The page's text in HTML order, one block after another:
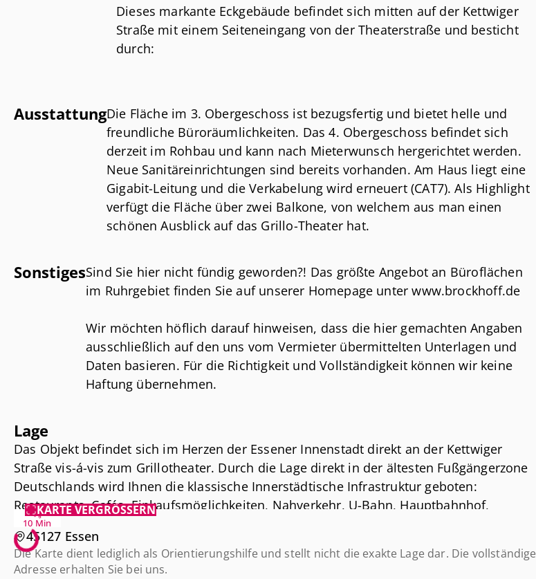
Dieses markante Eckgebäude befindet sich mitten auf der Kettwiger
Straße mit einem Seiteneingang von der Theaterstraße und besticht
durch:
- moderner Eingangsbereich
- Personenaufzug
- ansprechendes Treppenhaus und Eingangsbereich
- Werbetafel für die Mieter am Objekt und im Eingangsbereich
AusstattungDie Fläche im 3. Obergeschoss ist bezugsfertig und bietet helle und
freundliche Büroräumlichkeiten. Das 4. Obergeschoss befindet sich
derzeit im Rohbau und kann nach Mieterwunsch hergerichtet werden.
Neue Sanitäreinrichtungen sind bereits vorhanden. Am Haus liegt eine
Gigabit-Leitung und die Verkabelung wird erneuert (CAT7). Als Highlight
verfügt die Fläche über zwei Balkone, von welchem aus man einen
schönen Ausblick auf das Grillo-Theater hat.
SonstigesSind Sie hier nicht fündig geworden?! Das größte Angebot an Büroflächen
im Ruhrgebiet finden Sie auf unserer Homepage unter www.brockhoff.de
Wir möchten höflich darauf hinweisen, dass die hier gemachten Angaben
ausschließlich auf den uns vom Vermieter übermittelten Unterlagen und
Daten basieren. Für die Richtigkeit und Vollständigkeit können wir keine
Haftung übernehmen.
City Center können monatlich PKW-Stellplätze fest angemietet werden.
Diese Tiefgaragen sind fußläufig sehr gut erreichbar.
EnEV:
Art des Ausweises:Energieverbrauchsausweis
ausgestellt am:20.10.2016
gültig bis: 20.10.2026
wesentlicher Energieträger: Fernwärme
Lage
Das Objekt befindet sich im Herzen der Essener Innenstadt direkt an der Kettwiger
Straße vis-á-vis zum Grillotheater. Durch die Lage direkt in der ältesten Fußgängerzone
Deutschlands wird Ihnen die klassische Innerstädtische Infrastruktur geboten:
Restaurants, Cafés, Einkaufsmöglichkeiten, Nahverkehr, U-Bahn, Hauptbahnhof,
Parkhäuser. Darüber hinaus ist die Autobahn A 40 in ca. 3 Auto Minuten erreichbar.
10 Min
KARTE VERGRÖSSERN
45127 Essen
Die Karte dient lediglich als Orientierungshilfe und stellt nicht die exakte Lage dar. Die vollständige
Adresse erhalten Sie bei uns.